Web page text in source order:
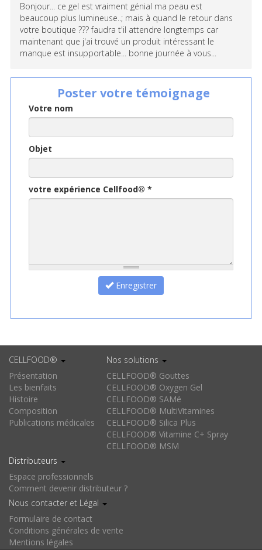
Bonjour... ce gel est vraiment génial ma peau est
beaucoup plus lumineuse..; mais à quand le retour dans
votre boutique ??? faudra t'il attendre longtemps car
maintenant que j'ai trouvé un produit intéressant le
manque est insupportable... bonne journée à vous...
Poster votre témoignage
Votre nom
Objet
votre expérience Cellfood® *
Enregistrer
CELLFOOD®
Présentation
Les bienfaits
Histoire
Composition
Publications médicales
Nos solutions
CELLFOOD® Gouttes
CELLFOOD® Oxygen Gel
CELLFOOD® SAMé
CELLFOOD® MultiVitamines
CELLFOOD® Silica Plus
CELLFOOD® Vitamine C+ Spray
CELLFOOD® MSM
Distributeurs
Espace professionnels
Comment devenir distributeur ?
Nous contacter et Légal
Formulaire de contact
Conditions générales de vente
Mentions légales